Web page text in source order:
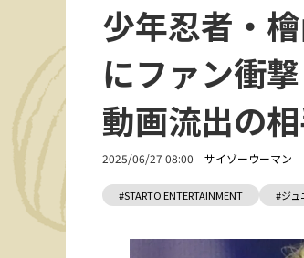
少年忍者・
にファン衝
動画流出の
2025/06/27 08:00 サイゾーウーマン
#STARTO ENTERTAINMENT #ジュ